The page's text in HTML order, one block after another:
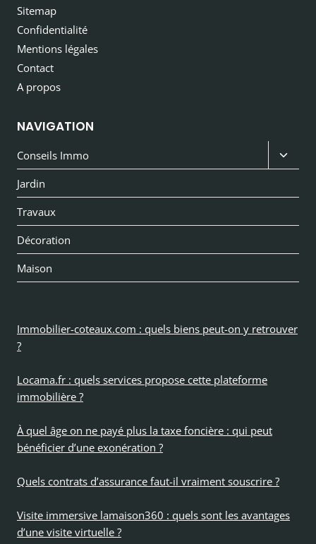
Sitemap
Confidentialité
Mentions légales
Contact
A propos
NAVIGATION
Conseils Immo
le
menu
Jardin
Travaux
Décoration
Maison
Immobilier-coteaux.com : quels biens peut-on y retrouver
?
Locama.fr : quels services propose cette plateforme
immobilière ?
À quel âge on ne payé plus la taxe foncière : qui peut
bénéficier d’une exonération ?
Quels contrats d’assurance faut-il vraiment souscrire ?
Visite immersive lamaison360 : quels sont les avantages
d’une visite virtuelle ?